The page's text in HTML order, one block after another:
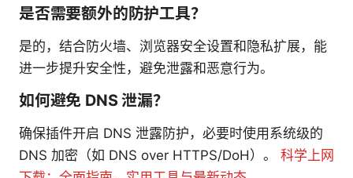
是否需要额外的防护工具？
是的，结合防火墙、浏览器安全设置和隐私扩展，能
进一步提升安全性，避免泄露和恶意行为。
如何避免 DNS 泄漏？
确保插件开启 DNS 泄露防护，必要时使用系统级的
DNS 加密（如 DNS over HTTPS/DoH）。 科学上网